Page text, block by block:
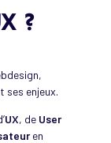
?
ses enjeux.
UX, de User
en